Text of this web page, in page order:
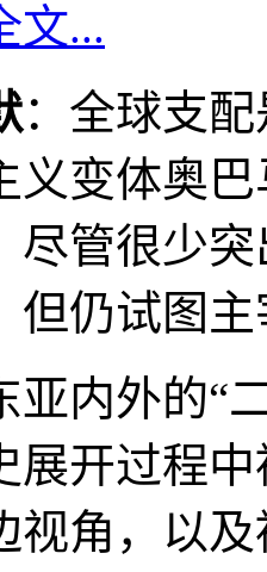
文...
：全球支
义变体奥
尽管很少
但仍试图
亚内外的“
展开过程
视角，以